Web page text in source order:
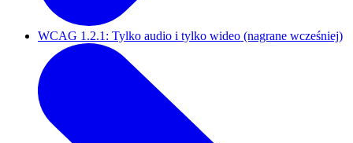
WCAG 1.2.1: Tylko audio i tylko wideo (nagrane wcześniej)